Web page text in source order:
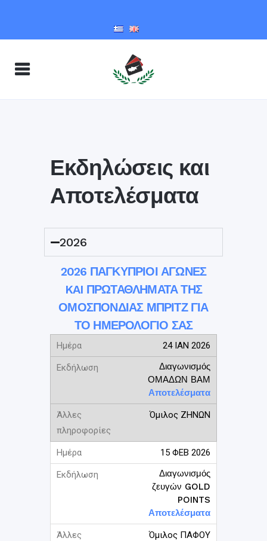
Εκδηλώσεις και
Αποτελέσματα
2026
2026 ΠΑΓΚΥΠΡΙΟΙ ΑΓΩΝΕΣ
KAI ΠΡΩΤΑΘΛΗΜΑΤΑ ΤΗΣ
ΟΜΟΣΠΟΝΔΙΑΣ ΜΠΡΙΤΖ ΓΙΑ
ΤΟ ΗΜΕΡΟΛΟΓΙΟ ΣΑΣ
24 ΙΑΝ 2026
Διαγωνισμός
ΟΜΑΔΩΝ ΒΑΜ
Αποτελέσματα
Όμιλος ΖΗΝΩΝ
15 ΦΕΒ 2026
Διαγωνισμός
ζευγών GOLD
POINTS
Αποτελέσματα
Όμιλος ΠΑΦΟΥ